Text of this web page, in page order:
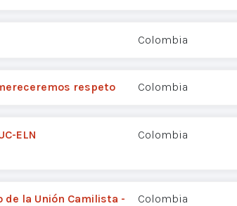
Colombia
respeto Colombia
ELN Colombia
la Unión Camilista -
Colombia